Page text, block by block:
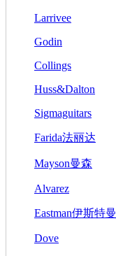
Larrivee
Godin
Collings
Huss&Dalton
Sigmaguitars
Farida法丽达
Mayson曼森
Alvarez
Eastman伊斯特曼
Dove